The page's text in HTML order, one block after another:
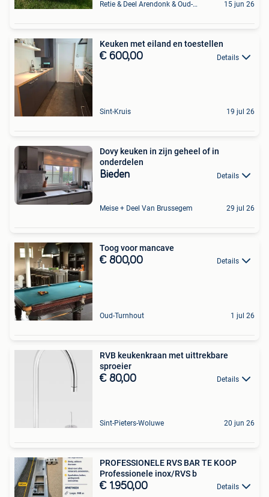
Retie & Deel Arendonk & Oud-Turnhout 15 jun 26
Keuken met eiland en toestellen
€ 600,00 Details
Sint-Kruis 19 jul 26
Dovy keuken in zijn geheel of in
onderdelen
Bieden Details
Meise + Deel Van Brussegem 29 jul 26
Toog voor mancave
€ 800,00 Details
Oud-Turnhout 1 jul 26
RVB keukenkraan met uittrekbare
sproeier
€ 80,00 Details
Sint-Pieters-Woluwe 20 jun 26
PROFESSIONELE RVS BAR TE KOOP
Professionele inox/RVS b
€ 1.950,00 Details